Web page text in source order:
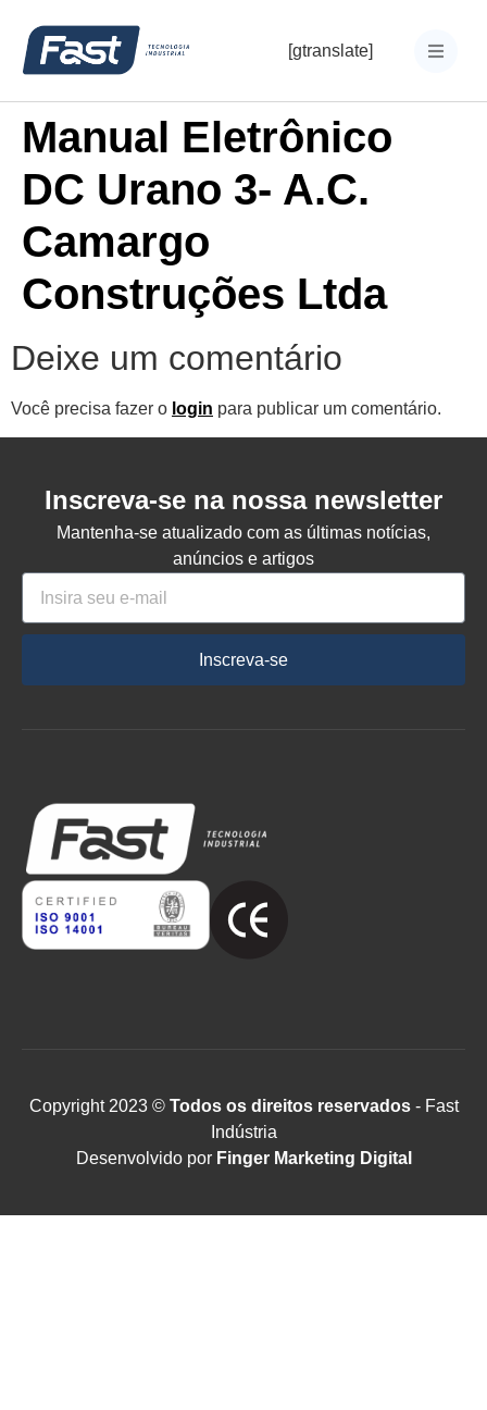
[gtranslate]
Manual Eletrônico
DC Urano 3- A.C.
Camargo
Construções Ltda
Deixe um comentário
Você precisa fazer o login para publicar um comentário.
Inscreva-se na nossa newsletter
Mantenha-se atualizado com as últimas notícias,
anúncios e artigos
Inscreva-se
Copyright 2023 ©Todos os direitos reservados- Fast
Indústria
Desenvolvido por Finger Marketing Digital